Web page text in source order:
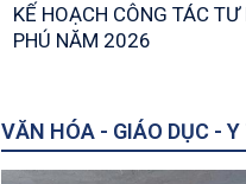
KẾ HOẠCH CÔNG TÁC
PHÚ NĂM 2026
VĂN HÓA - GIÁO DỤC - Y